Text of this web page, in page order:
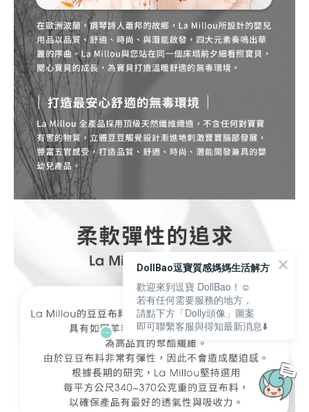
立即購買
DollBao逗寶質感媽媽生活解方
歡迎來到逗寶 DollBao！☺️
若有任何需要服務的地方，
請點下方「Dolly頭像」圖案
即可聯繫客服與得知最新消息⬇️